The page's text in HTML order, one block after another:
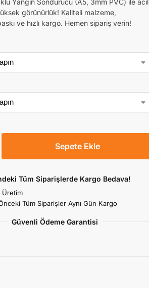
görünürlük! Kaliteli malzeme,
ve hızlı kargo. Hemen sipariş verin!
Sepete Ekle
Tüm Siparişlerde Kargo Bedava!
Üretim
Tüm Siparişler Aynı Gün Kargo
Güvenli Ödeme Garantisi